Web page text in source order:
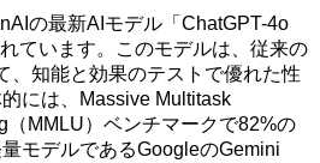
の最新AIモデル「ChatGPT-4o
ています。このモデルは、従来の
、知能と効果のテストで優れた性
には、Massive Multitask
（MMLU）ベンチマークで82%の
モデルであるGoogleのGemini